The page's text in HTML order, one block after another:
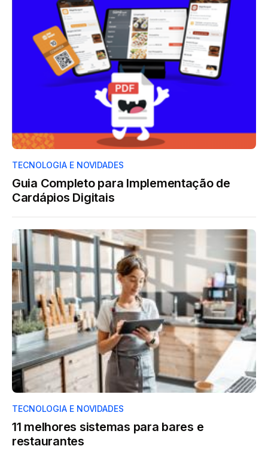
TECNOLOGIA E NOVIDADES
Guia Completo para Implementação de
Cardápios Digitais
TECNOLOGIA E NOVIDADES
11 melhores sistemas para bares e
restaurantes